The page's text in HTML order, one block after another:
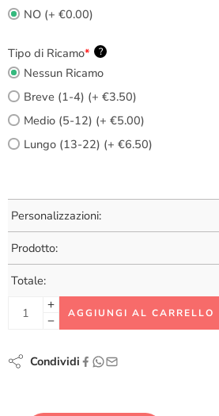
NO (+ €0.00)
Tipo di Ricamo* ?
Nessun Ricamo
Breve (1-4) (+ €3.50)
Medio (5-12) (+ €5.00)
Lungo (13-22) (+ €6.50)
Personalizzazioni:
Prodotto:
Totale:
AGGIUNGI AL CARRELLO
Condividi